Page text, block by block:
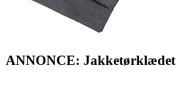
ANNONCE: Jakketørklædet